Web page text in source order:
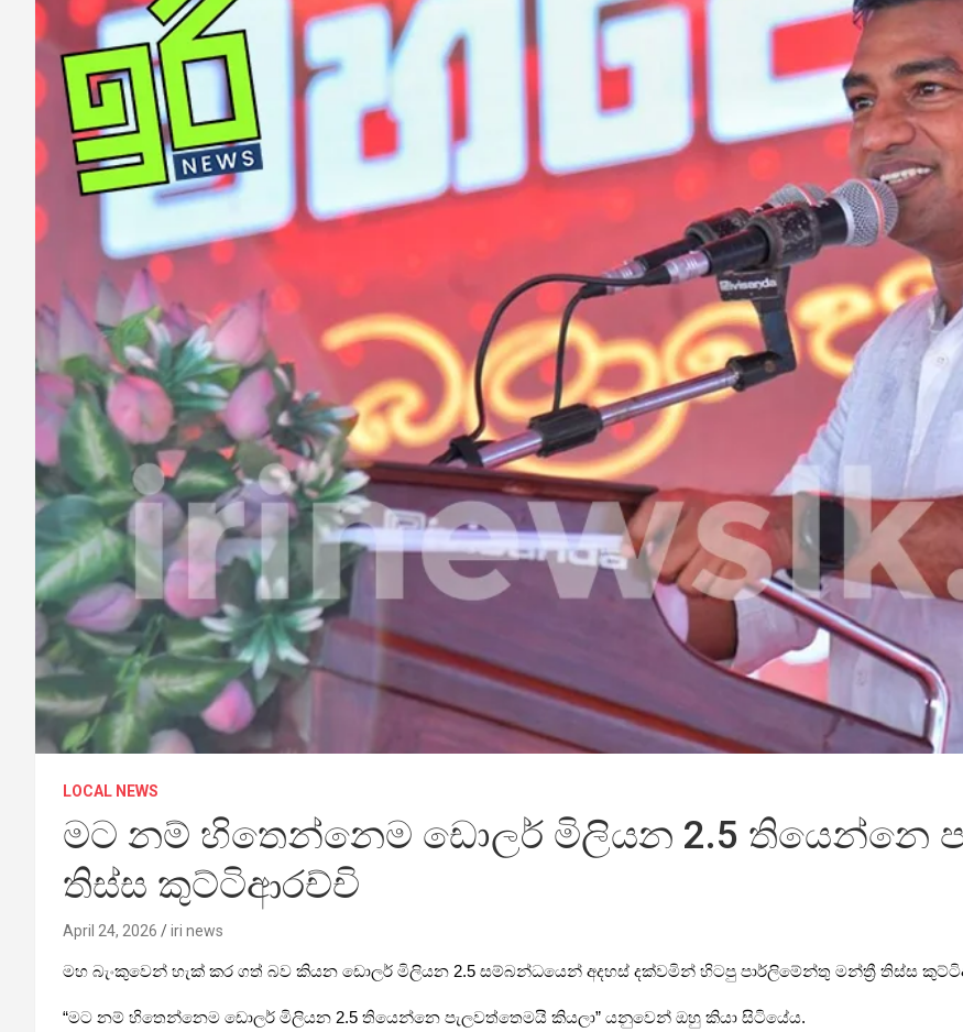
LOCAL NEWS
මට නම් හිතෙන්නෙම ඩොලර් මිලියන 2.5 තියෙන්නෙ
තිස්ස කුට්ටිආරච්චි
April 24, 2026 iri news
මහ බැංකුවෙන් හැක් කර ගත් බව කියන ඩොලර් මිලියන 2.5 සම්බන්ධයෙන් අදහස් දක්වමින් හිටපු පාර්ලිමේන්තු මන්ත්‍රී තිස්ස
“මට නම් හිතෙන්නෙම ඩොලර් මිලියන 2.5 තියෙන්නෙ පැලවත්තෙමයි කියලා” යනුවෙන් ඔහු කියා සිටියේය.